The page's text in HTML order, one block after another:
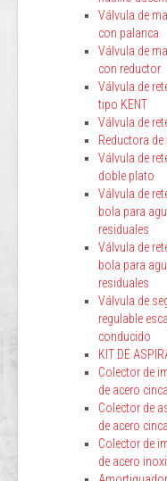
Válvula de
con palanca
Válvula de
con reductor
Válvula de
tipo KENT
Válvula de
Reductora
Válvula de
doble plato
Válvula de
bola para
residuales
Válvula de
bola para
residuales
Válvula de
regulable
conducido
KIT DE
Colector de
de acero
Colector de
de acero
Colector de
de acero